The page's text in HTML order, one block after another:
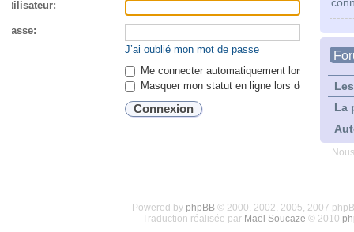
La
passe:
J’ai oublié mon mot de passe
Me connecter automatiquement lors de
Masquer mon statut en ligne lors de cette
Powered by phpBB© 2000, 2002, 2005, 2007
Traduction réalisée par Maël Soucaze © 2010